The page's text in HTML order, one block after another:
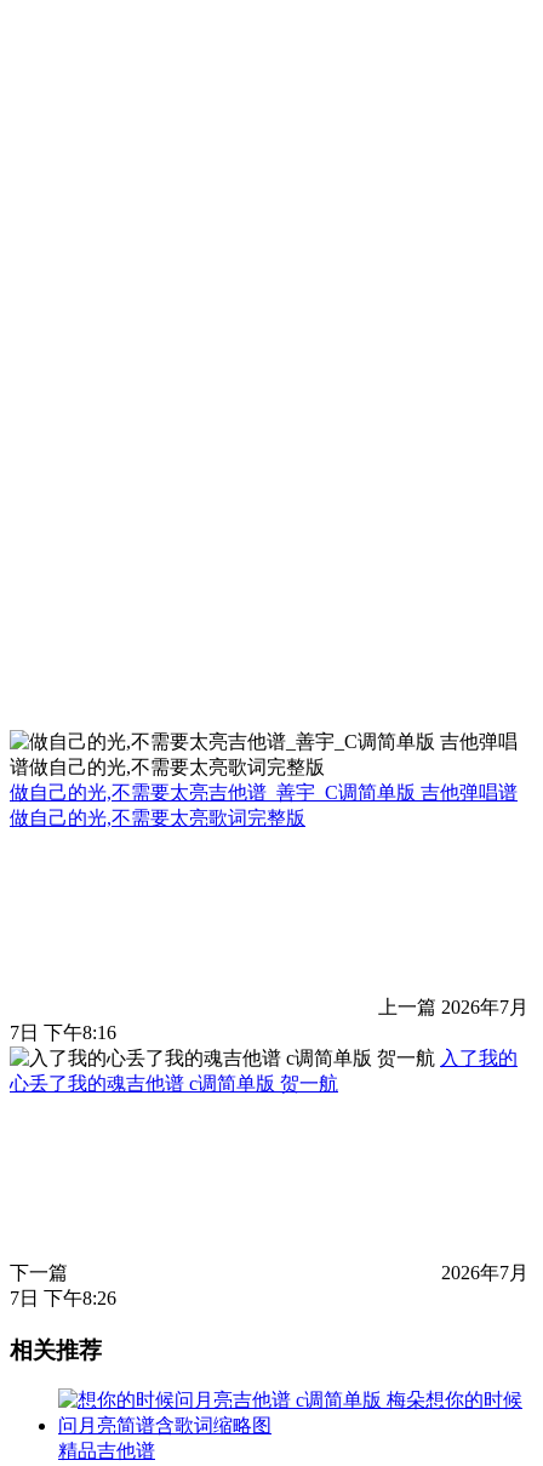
做自己的光,不需要太亮吉他谱_善宇_C调简单版 吉他弹唱谱
做自己的光,不需要太亮歌词完整版
上一篇 2026年7月
7日 下午8:16
入了我的
心丢了我的魂吉他谱 c调简单版 贺一航
下一篇
2026年7月
7日 下午8:26
相关推荐
精品吉他谱